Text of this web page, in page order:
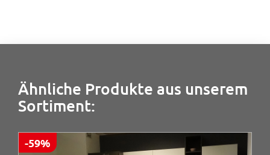
Ähnliche Produkte aus unserem
Sortiment:
-59%